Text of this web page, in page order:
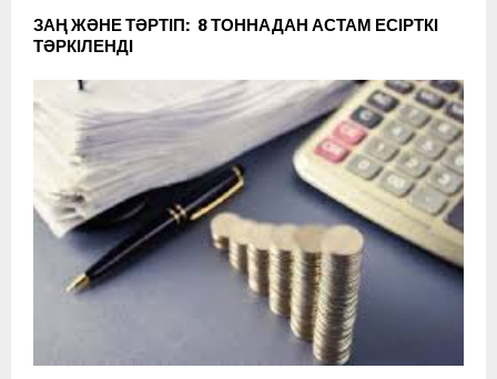
ЗАҢ ЖӘНЕ ТӘРТІП: 8 ТОННАДАН АСТАМ ЕСІРТКІ
ТӘРКІЛЕНДІ